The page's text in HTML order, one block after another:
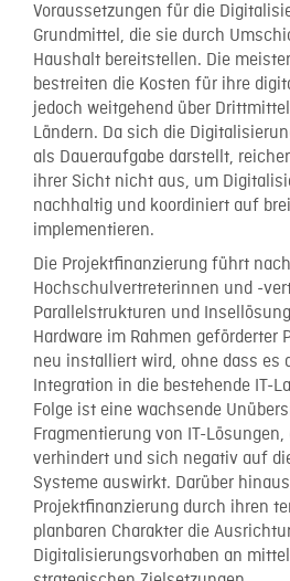
Voraussetzungen für die
Grundmittel, die sie durch
Haushalt bereitstellen. Die
bestreiten die Kosten für ihre
jedoch weitgehend über
Ländern. Da sich die
als Daueraufgabe darstellt,
ihrer Sicht nicht aus, um
nachhaltig und koordiniert auf
implementieren.
Die Projektfinanzierung führt
Hochschulvertreterinnen und -
Parallelstrukturen und
Hardware im Rahmen geförderter
neu installiert wird, ohne dass es
Integration in die bestehende IT-
Folge ist eine wachsende
Fragmentierung von IT-Lösungen,
verhindert und sich negativ auf
Systeme auswirkt. Darüber
Projektfinanzierung durch ihren
planbaren Charakter die
Digitalisierungsvorhaben an